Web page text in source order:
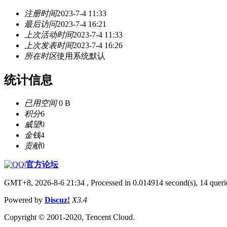
注册时间2023-7-4 11:33
最后访问2023-7-4 16:21
上次活动时间2023-7-4 11:33
上次发表时间2023-7-4 16:26
所在时区使用系统默认
统计信息
已用空间0 B
积分6
威望0
金钱4
贡献0
|官方论坛
GMT+8, 2026-8-6 21:34 , Processed in 0.014914 second(s), 14
Powered by Discuz! X3.4
Copyright © 2001-2020, Tencent Cloud.